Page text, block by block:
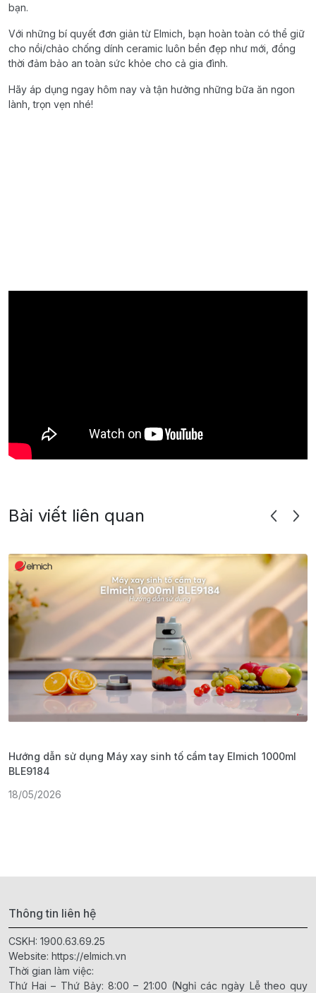
bạn.
Với những bí quyết đơn giản từ Elmich, bạn hoàn toàn có thể giữ
cho nồi/chảo chống dính ceramic luôn bền đẹp như mới, đồng
thời đảm bảo an toàn sức khỏe cho cả gia đình.
Hãy áp dụng ngay hôm nay và tận hưởng những bữa ăn ngon
lành, trọn vẹn nhé!
Bài viết liên quan
Hướng dẫn sử dụng Máy xay sinh tố cầm tay Elmich 1000ml
BLE9184
18/05/2026
Thông tin liên hệ
CSKH: 1900.63.69.25
Website: https://elmich.vn
Thời gian làm việc:
Thứ Hai – Thứ Bảy: 8:00 – 21:00 (Nghỉ các ngày Lễ theo quy